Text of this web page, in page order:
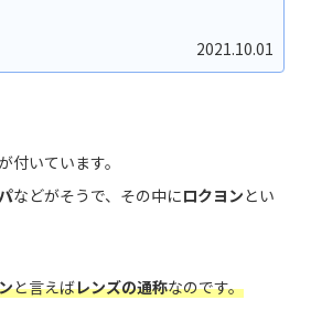
2021.10.01
付いています。
などがそうで、その中にロクヨンとい
と言えばレンズの通称なのです。